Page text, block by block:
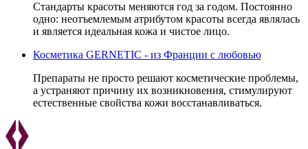
Стандарты красоты меняются год за годом. Постоянно
одно: неотъемлемым атрибутом красоты всегда являлась
и является идеальная кожа и чистое лицо.
Косметика GERNETIC - из Франции с любовью
Препараты не просто решают косметические проблемы,
а устраняют причину их возникновения, стимулируют
естественные свойства кожи восстанавливаться.